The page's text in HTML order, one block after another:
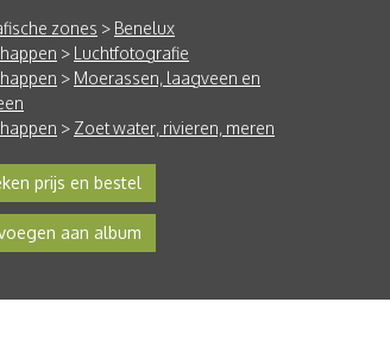
zones > Benelux
> Luchtfotografie
> Moerassen, laagveen en
> Zoet water, rivieren, meren
prijs en bestel
aan album